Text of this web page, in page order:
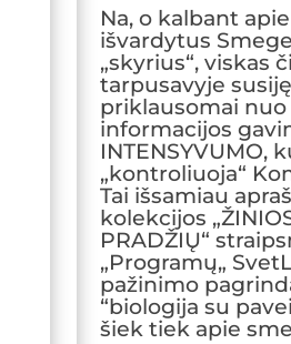
Na, o kalbant apie
išvardytus
„skyrius“, viskas
tarpusavyje
priklausomai nuo
informacijos
INTENSYVUMO,
„kontroliuoja“
Tai išsamiau
kolekcijos
PRADŽIŲ“
„Programų„
pažinimo
“biologija su
šiek tiek apie